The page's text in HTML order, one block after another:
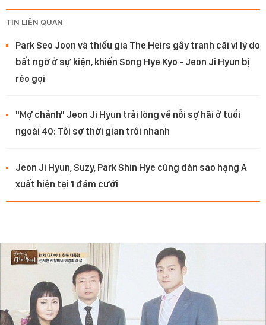
TIN LIÊN QUAN
Park Seo Joon và thiếu gia The Heirs gây tranh cãi vì lý do
bất ngờ ở sự kiện, khiến Song Hye Kyo - Jeon Ji Hyun bị
réo gọi
"Mợ chảnh" Jeon Ji Hyun trải lòng về nỗi sợ hãi ở tuổi
ngoài 40: Tôi sợ thời gian trôi nhanh
Jeon Ji Hyun, Suzy, Park Shin Hye cùng dàn sao hạng A
xuất hiện tại 1 đám cưới